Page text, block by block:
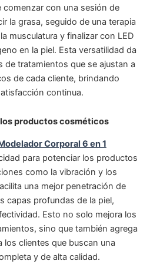
comenzar con una sesión de
la grasa, seguido de una terapia
musculatura y finalizar con LED
en la piel. Esta versatilidad da
de tratamientos que se ajustan a
de cada cliente, brindando
continua.
productos cosméticos
Corporal 6 en 1
para potenciar los productos
como la vibración y los
una mejor penetración de
capas profundas de la piel,
Esto no solo mejora los
sino que también agrega
los clientes que buscan una
y de alta calidad.